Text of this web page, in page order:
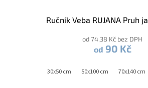
Ručník Veba RUJANA Pruh
od 74,38 Kč bez DPH
od 90 Kč
30x50 cm 50x100 cm 70x140 cm